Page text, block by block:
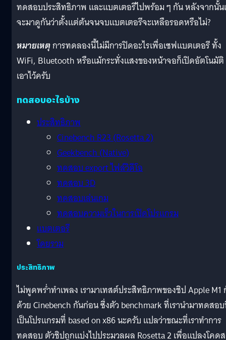
ทดสอบประสิทธิภาพ และแบตเตอรีไปพร้อม ๆ กัน หลังจากนั้น
จะมาดูกันว่าตั้งแต่ต้นจนจบแบตเตอรีจะเหลือรอดหรือไม่?
หมายเหตุการทดลองนี้ไม่มีการปิดอะไรเพื่อเซฟแบตเตอรี ทั้ง
WiFi, Bluetooth หรือแม้กระทั่งแสงของหน้าจอก็เปิดอัตโนมัติ
เอาไว้ครับ
ทดสอบอะไรบ้าง
ประสิทธิภาพ
Cinebench R23 (Rosetta 2)
Geekbench (Native)
ทดสอบ export ไฟล์วิดีโอ
ทดสอบ 3D
ทดสอบเล่นเกม
ทดสอบความเร็วในการเปิดโปรแกรม
แบตเตอรี
โดยรวม
ประสิทธิภาพ
ไม่พูดพร่ำทำเพลง เรามาเทสต์ประสิทธิภาพของชิป Apple M1
ด้วย Cinebench กันก่อน ซึ่งตัว benchmark ที่เรานำมาทดสอ
เป็นโปรแกรมที่ based on x86 นะครับ แปลว่าขณะที่เราทำการ
ทดสอบ ตัวชิปถูกแบ่งไปประมวลผล Rosetta 2 เพื่อแปลงโคด